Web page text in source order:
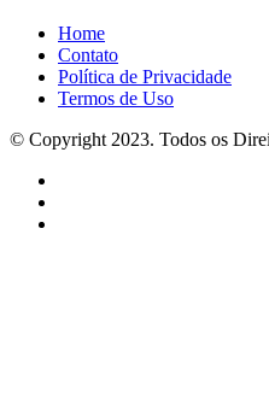
Home
Contato
Política de Privacidade
Termos de Uso
© Copyright 2023. Todos os